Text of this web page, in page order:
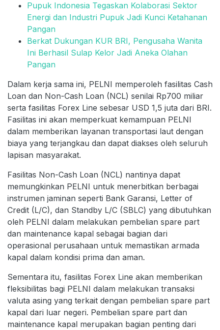
Pupuk Indonesia Tegaskan Kolaborasi Sektor
Energi dan Industri Pupuk Jadi Kunci Ketahanan
Pangan
Berkat Dukungan KUR BRI, Pengusaha Wanita
Ini Berhasil Sulap Kelor Jadi Aneka Olahan
Pangan
Dalam kerja sama ini, PELNI memperoleh fasilitas Cash
Loan dan Non-Cash Loan (NCL) senilai Rp700 miliar
serta fasilitas Forex Line sebesar USD 1,5 juta dari BRI.
Fasilitas ini akan memperkuat kemampuan PELNI
dalam memberikan layanan transportasi laut dengan
biaya yang terjangkau dan dapat diakses oleh seluruh
lapisan masyarakat.
Fasilitas Non-Cash Loan (NCL) nantinya dapat
memungkinkan PELNI untuk menerbitkan berbagai
instrumen jaminan seperti Bank Garansi, Letter of
Credit (L/C), dan Standby L/C (SBLC) yang dibutuhkan
oleh PELNI dalam melakukan pembelian spare part
dan maintenance kapal sebagai bagian dari
operasional perusahaan untuk memastikan armada
kapal dalam kondisi prima dan aman.
Sementara itu, fasilitas Forex Line akan memberikan
fleksibilitas bagi PELNI dalam melakukan transaksi
valuta asing yang terkait dengan pembelian spare part
kapal dari luar negeri. Pembelian spare part dan
maintenance kapal merupakan bagian penting dari